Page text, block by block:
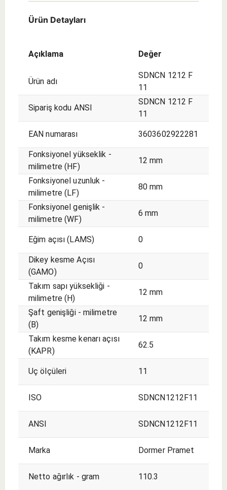
- dıştan
Ürün Detayları
Açıklama Değer
Ürün adı
SDNCN 1212 F
11
Sipariş kodu ANSI
SDNCN 1212 F
11
EAN numarası 3603602922281
Fonksiyonel yükseklik -
milimetre (HF)
12 mm
Fonksiyonel uzunluk -
milimetre (LF)
80 mm
Fonksiyonel genişlik -
milimetre (WF)
6 mm
Eğim açısı (LAMS) 0
Dikey kesme Açısı
(GAMO)
0
Takım sapı yüksekliği​​ -
milimetre (H)
12 mm
Şaft genişliği - milimetre
(B)
12 mm
Takım kesme kenarı açısı
(KAPR)
62.5
Uç ölçüleri 11
ISO SDNCN1212F11
ANSI SDNCN1212F11
Marka Dormer Pramet
Netto ağırlık - gram 110.3